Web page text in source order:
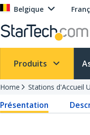
Belgique
Produits
Home Stations d'Accueil
Présentation